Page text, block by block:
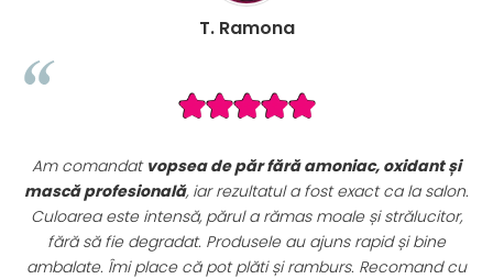
vopsea de păr fără amoniac, oxidant și
, iar rezultatul a fost exact ca la salon.
intensă, părul a rămas moale și strălucitor,
Produsele au ajuns rapid și bine
place că pot plăti și ramburs. Recomand cu
Seturile
sunt extrem
complet de
perfect pentru
preț excelent.